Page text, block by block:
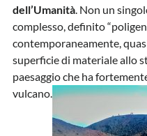
dell’Umanità. Non un
complesso, definito
contemporaneamente,
superficie di materiale allo
paesaggio che ha
vulcano.